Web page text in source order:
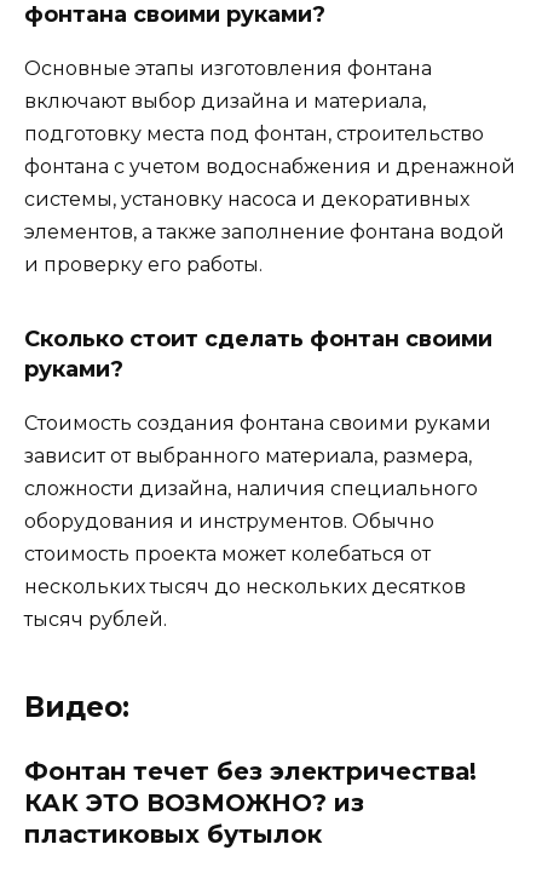
фонтана своими руками?
Основные этапы изготовления фонтана
включают выбор дизайна и материала,
подготовку места под фонтан, строительство
фонтана с учетом водоснабжения и дренажной
системы, установку насоса и декоративных
элементов, а также заполнение фонтана водой
и проверку его работы.
Сколько стоит сделать фонтан своими
руками?
Стоимость создания фонтана своими руками
зависит от выбранного материала, размера,
сложности дизайна, наличия специального
оборудования и инструментов. Обычно
стоимость проекта может колебаться от
нескольких тысяч до нескольких десятков
тысяч рублей.
Видео:
Фонтан течет без электричества!
КАК ЭТО ВОЗМОЖНО? из
пластиковых бутылок